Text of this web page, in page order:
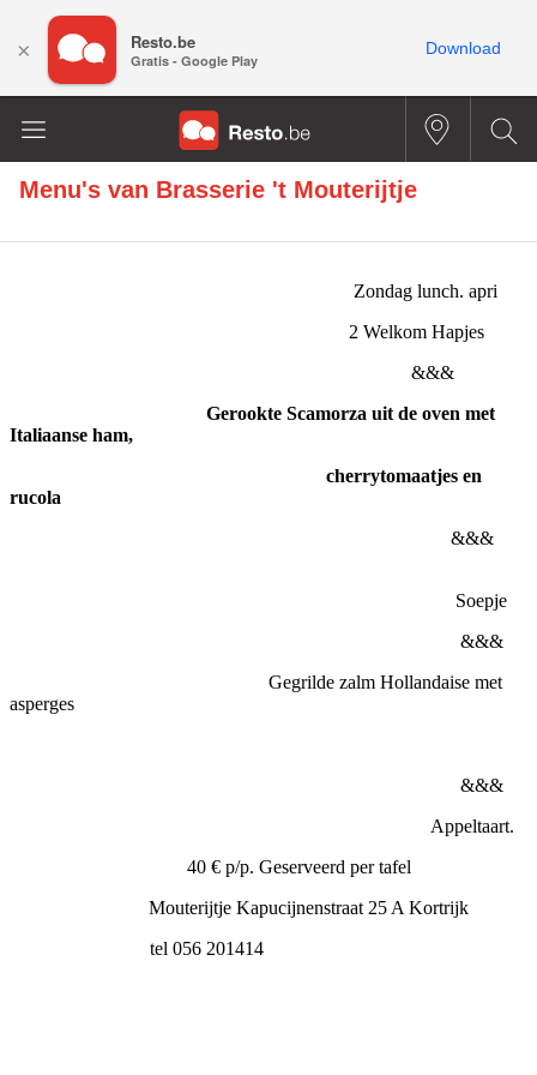
Menu's van Brasserie 't Mouterijtje
× Resto.be
Gratis - Google Play
Download